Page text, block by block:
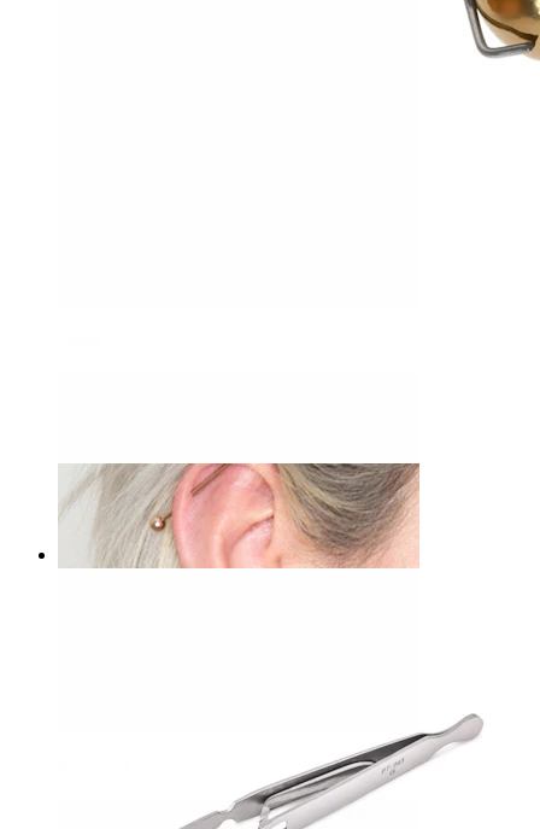
Bodymod Care
Ferramenta porta-bolas
16,90 €